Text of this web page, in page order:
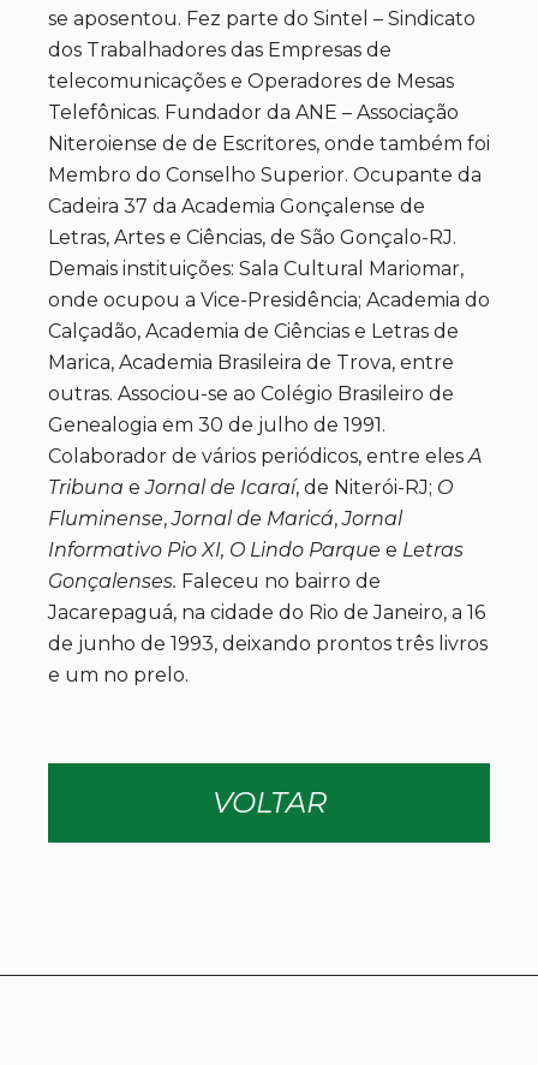
se aposentou. Fez parte do Sintel – Sindicato
dos Trabalhadores das Empresas de
telecomunicações e Operadores de Mesas
Telefônicas. Fundador da ANE – Associação
Niteroiense de de Escritores, onde também foi
Membro do Conselho Superior. Ocupante da
Cadeira 37 da Academia Gonçalense de
Letras, Artes e Ciências, de São Gonçalo-RJ.
Demais instituições: Sala Cultural Mariomar,
onde ocupou a Vice-Presidência; Academia do
Calçadão, Academia de Ciências e Letras de
Marica, Academia Brasileira de Trova, entre
outras. Associou-se ao Colégio Brasileiro de
Genealogia em 30 de julho de 1991.
Colaborador de vários periódicos, entre elesA
Tribuna eJornal de Icaraí, de Niterói-RJ; O
Fluminense,Jornal de Maricá,Jornal
Informativo Pio XI, O Lindo Parque e Letras
Gonçalenses. Faleceu no bairro de
Jacarepaguá, na cidade do Rio de Janeiro, a 16
de junho de 1993, deixando prontos três livros
e um no prelo.
VOLTAR